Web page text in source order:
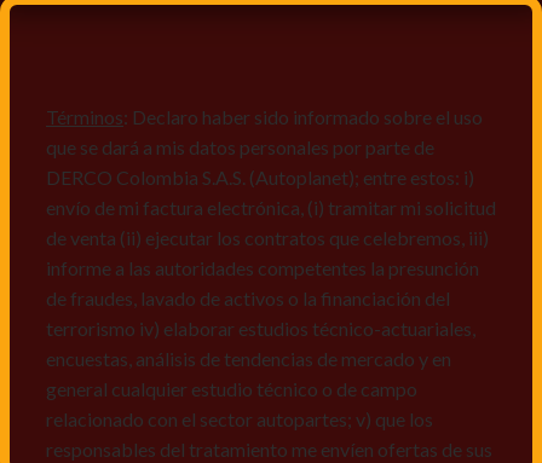
Términos: Declaro haber sido informado sobre el uso
que se dará a mis datos personales por parte de
DERCO Colombia S.A.S. (Autoplanet); entre estos: i)
envío de mi factura electrónica, (i) tramitar mi solicitud
de venta (ii) ejecutar los contratos que celebremos, iii)
informe a las autoridades competentes la presunción
de fraudes, lavado de activos o la financiación del
terrorismo iv) elaborar estudios técnico-actuariales,
encuestas, análisis de tendencias de mercado y en
general cualquier estudio técnico o de campo
relacionado con el sector autopartes; v) que los
responsables del tratamiento me envíen ofertas de sus